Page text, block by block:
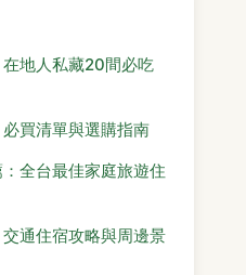
地人私藏20間必吃
買清單與選購指南
全台最佳家庭旅遊住
通住宿攻略與周邊景